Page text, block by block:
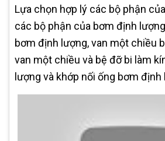
Lựa chọn hợp lý các bộ phận của
các bộ phận của bơm định
bơm định lượng, van một chiều
van một chiều và bệ đỡ bi làm
lượng và khớp nối ống bơm định